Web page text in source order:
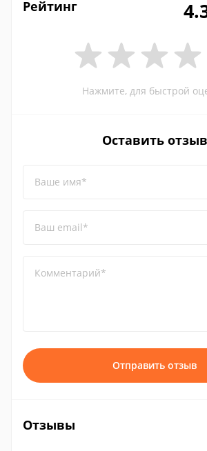
Рейтинг
Нажмите, для быстрой
Оставить отзыв
Ваше имя*
Ваш email*
Комментарий*
Отправить отзыв
Отзывы